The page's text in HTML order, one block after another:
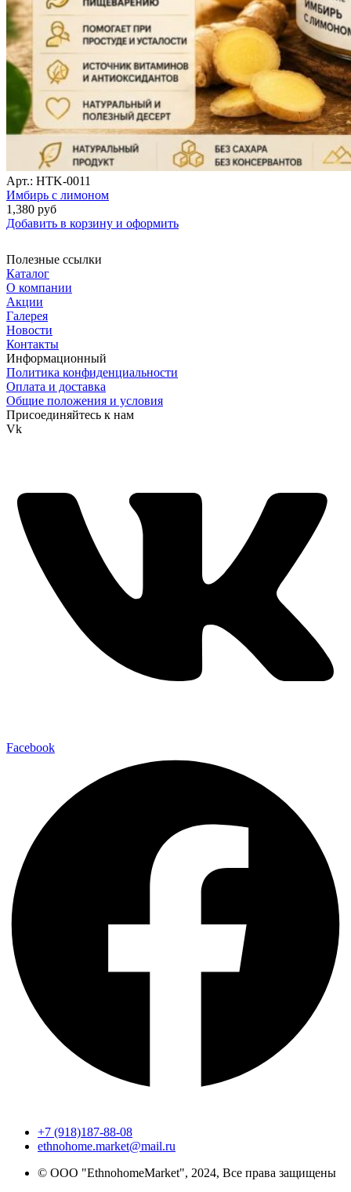
Арт.: HTK-0011
Имбирь с лимоном
1,380 руб
Добавить в корзину и оформить
Полезные ссылки
Каталог
О компании
Акции
Галерея
Новости
Контакты
Информационный
Политика конфиденциальности
Оплата и доставка
Общие положения и условия
Присоединяйтесь к нам
Vk
Facebook
+7 (918)187-88-08
ethnohome.market@mail.ru
© ООО "EthnohomeMarket", 2024, Все права защищены